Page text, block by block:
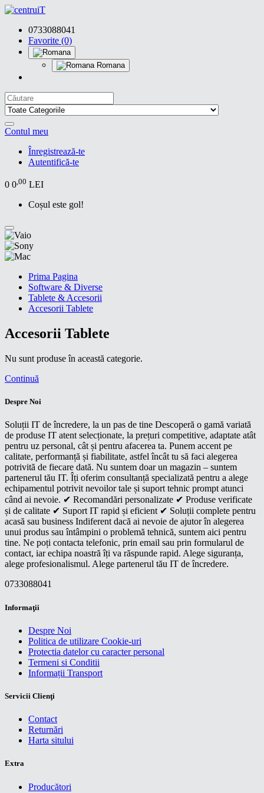
0733088041
Favorite (0)
Romana
Contul meu
Înregistrează-te
Autentifică-te
0 0,00 LEI
Coșul este gol!
Prima Pagina
Software & Diverse
Tablete & Accesorii
Accesorii Tablete
Accesorii Tablete
Nu sunt produse în această categorie.
Continuă
Despre Noi
Soluții IT de încredere, la un pas de tine Descoperă o gamă variată
de produse IT atent selecționate, la prețuri competitive, adaptate atât
pentru uz personal, cât și pentru afacerea ta. Punem accent pe
calitate, performanță și fiabilitate, astfel încât tu să faci alegerea
potrivită de fiecare dată. Nu suntem doar un magazin – suntem
partenerul tău IT. Îți oferim consultanță specializată pentru a alege
echipamentul potrivit nevoilor tale și suport tehnic prompt atunci
când ai nevoie. ✔ Recomandări personalizate ✔ Produse verificate
și de calitate ✔ Suport IT rapid și eficient ✔ Soluții complete pentru
acasă sau business Indiferent dacă ai nevoie de ajutor în alegerea
unui produs sau întâmpini o problemă tehnică, suntem aici pentru
tine. Ne poți contacta telefonic, prin email sau prin formularul de
contact, iar echipa noastră îți va răspunde rapid. Alege siguranța,
alege profesionalismul. Alege partenerul tău IT de încredere.
0733088041
Informaţii
Despre Noi
Politica de utilizare Cookie-uri
Protectia datelor cu caracter personal
Termeni si Conditii
Informații Transport
Servicii Clienţi
Contact
Returnări
Harta sitului
Extra
Producători